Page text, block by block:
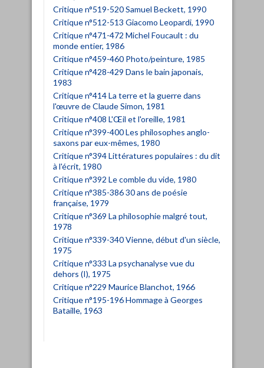
Critique n°519-520 Samuel Beckett, 1990
Critique n°512-513 Giacomo Leopardi, 1990
Critique n°471-472 Michel Foucault : du
monde entier, 1986
Critique n°459-460 Photo/peinture, 1985
Critique n°428-429 Dans le bain japonais,
1983
Critique n°414 La terre et la guerre dans
l'œuvre de Claude Simon, 1981
Critique n°408 L'Œil et l'oreille, 1981
Critique n°399-400 Les philosophes anglo-
saxons par eux-mêmes, 1980
Critique n°394 Littératures populaires : du dit
à l'écrit, 1980
Critique n°392 Le comble du vide, 1980
Critique n°385-386 30 ans de poésie
française, 1979
Critique n°369 La philosophie malgré tout,
1978
Critique n°339-340 Vienne, début d'un siècle,
1975
Critique n°333 La psychanalyse vue du
dehors (I), 1975
Critique n°229 Maurice Blanchot, 1966
Critique n°195-196 Hommage à Georges
Bataille, 1963